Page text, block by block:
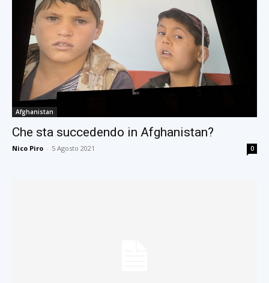
Afghanistan
Che sta succedendo in Afghanistan?
Nico Piro - 5 Agosto 2021 0